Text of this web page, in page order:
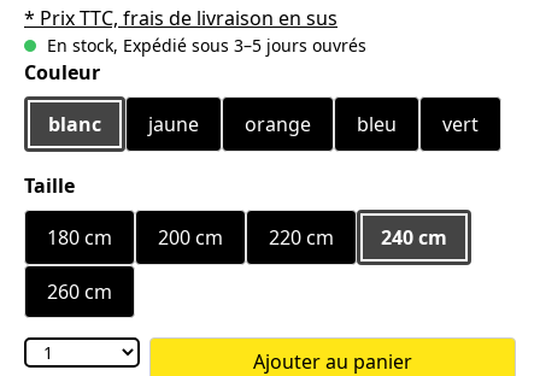
* Prix TTC, frais de livraison en sus
En stock, Expédié sous 3–5 jours ouvrés
Sélectionnez
Couleur
blanc
jaune orange bleu vert
Sélectionnez
Taille
180 cm
200 cm 220 cm 240 cm
260 cm
Ajouter au panier